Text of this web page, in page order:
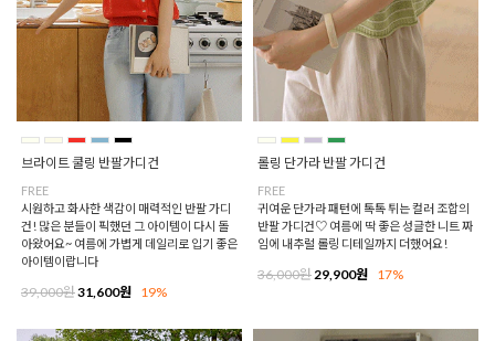
브라이트 쿨링 반팔가디건
FREE
시원하고 화사한 색감이 매력적인 반팔 가디
건! 많은 분들이 픽했던 그 아이템이 다시 돌
아왔어요~ 여름에 가볍게 데일리로 입기 좋은
아이템이랍니다
39,000원31,600원 19%
롤링 단가라 반팔 가디건
FREE
귀여운 단가라 패턴에 톡톡 튀는 컬러 조합의
반팔 가디건♡ 여름에 딱 좋은 성글한 니트 짜
임에 내추럴 롤링 디테일까지 더했어요!
36,000원 29,900원 17%